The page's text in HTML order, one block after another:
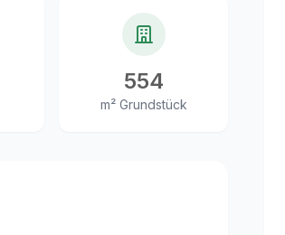
554
m² Grundstück